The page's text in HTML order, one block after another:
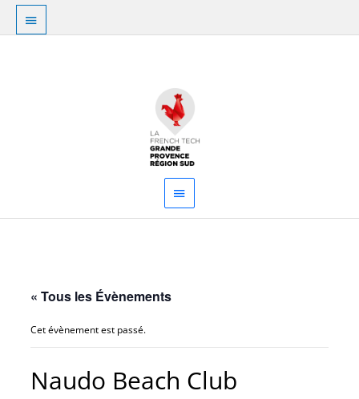
Aller
contenu
Au
dessus
principal
« Tous les Évènements
Cet évènement est passé.
Naudo Beach Club